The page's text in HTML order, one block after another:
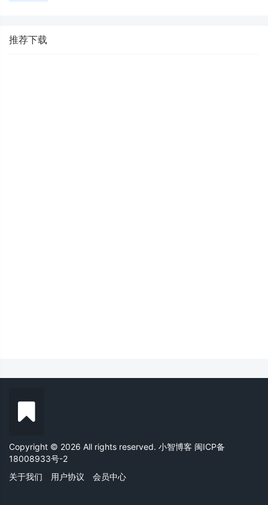
推荐下载
Copyright © 2026 All rights reserved. 小智博客 闽ICP备
18008933号-2
关于我们
用户协议 会员中心